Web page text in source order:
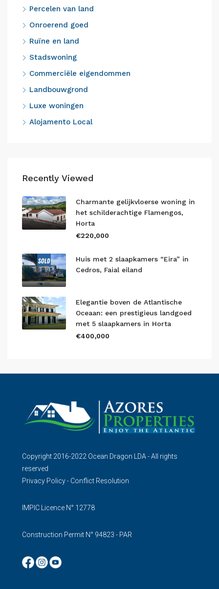
Percelen van land
Onroerend goed
Ruïne en land
Stadswoning
Commerciële eigendommen
Landbouwgrond
Luxe woningen
Alojamento Local
Recently Viewed
Charmante gelijkvloerse woning in
het schilderachtige Flamengos,
Horta
€220,000
Huis met 2 slaapkamers “Eira” in
Cedros, Faial eiland
Elegantie boven de Atlantische
Oceaan: een prestigieus landgoed
met 5 slaapkamers in Horta
€400,000
Copyright 2016-2022 Ocean Dragon LDA - All rights
reserved
Privacy Policy- Conflict Resolution
IMPIC Licence N° 12778
Construction Permit N° 94823 - PAR